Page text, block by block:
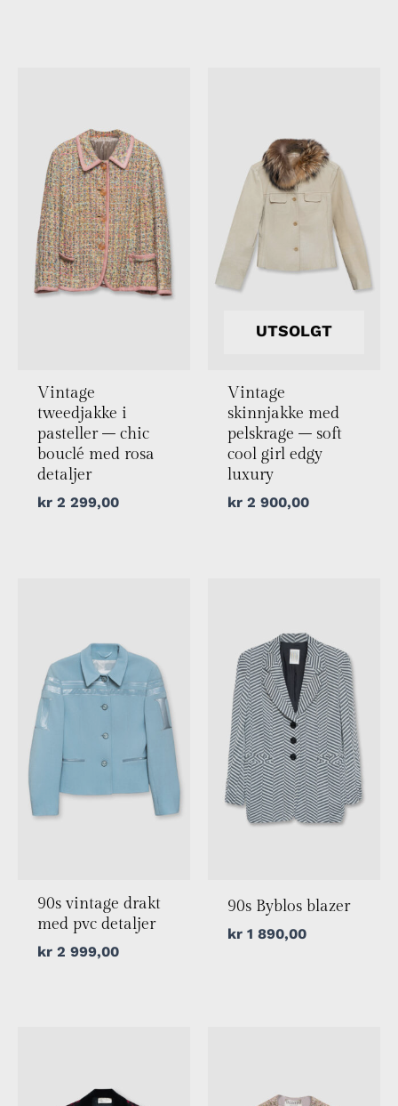
Vintage
tweedjakke i
pasteller – chic
bouclé med rosa
detaljer
kr2 299,00
UTSOLGT
Vintage
skinnjakke med
pelskrage – soft
cool girl edgy
luxury
kr2 900,00
90s vintage drakt
med pvc detaljer
kr2 999,00
90s Byblos blazer
kr1 890,00